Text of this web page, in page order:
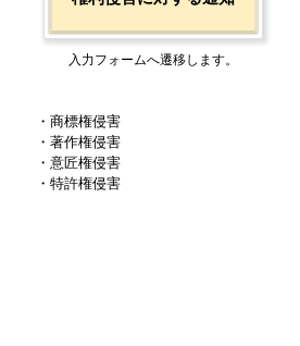
入力フォームへ遷移します。
・商標権侵害
・著作権侵害
・意匠権侵害
・特許権侵害